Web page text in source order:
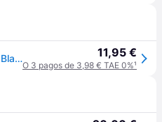
Cintas de Fijación Guard Stay Blanco 11,95 €
O 3 pagos de 3,98 € TAE 0%¹